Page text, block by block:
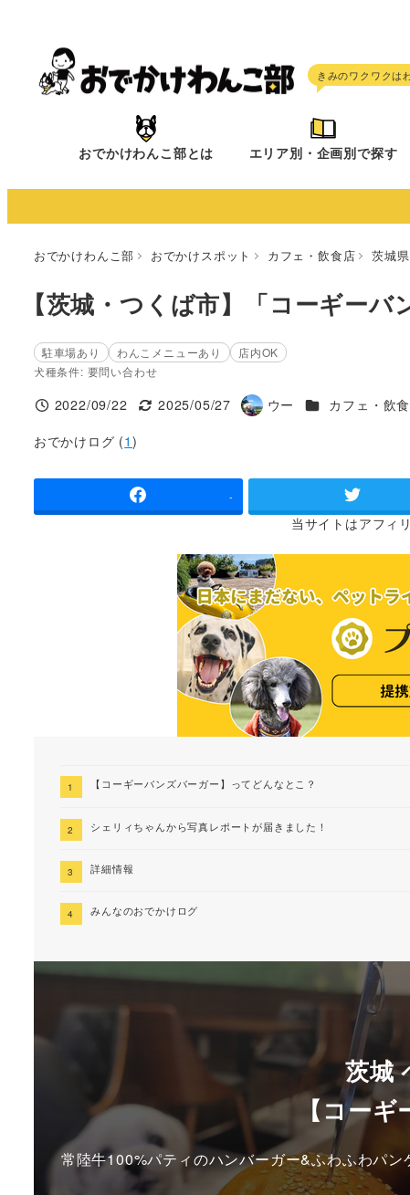
へ
おでかけわんこ部とは エリア別・企画別で探す
おでかけわんこ部 おでかけスポット カフェ・飲食店 茨城県
【茨城・つくば市】「コーギーバ
駐車場あり わんこメニューあり
店内OK
犬種条件: 要問い合わせ
投稿日
2022/09/22
更新日
2025/05/27
著
ウー 施設ジャンル
カフェ・飲
おでかけログ (1)
-
当サイトはアフィ
【コーギーバンズバーガー】ってどんなとこ？
シェリィちゃんから写真レポートが届きました！
詳細情報
みんなのおでかけログ
茨城
【コー
常陸牛100%パティのハンバーガー&ふわふわパ